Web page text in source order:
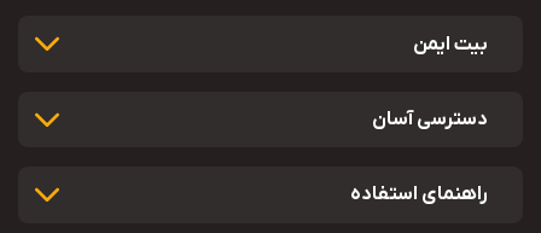
بیت ایمن
دسترسی آسان
راهنمای استفاده